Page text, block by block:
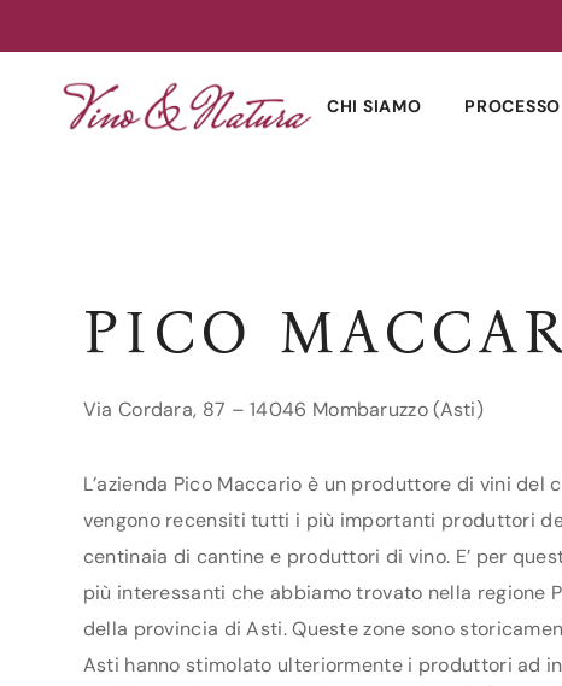
CHI SIAMO PROCESSO
PICO
Via Cordara, 87 – 14046 Mombaruzzo (Asti)
L’azienda Pico Maccario è un produttore di vini
vengono recensiti tutti i più importanti produttori
centinaia di cantine e produttori di vino. E’ per
più interessanti che abbiamo trovato nella regione
della provincia di Asti. Queste zone sono
Asti hanno stimolato ulteriormente i produttori ad